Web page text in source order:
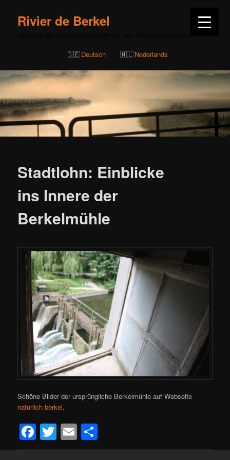
Rivier de Berkel
Deutsch Nederlands
Stadtlohn: Einblicke
ins Innere der
Berkelmühle
Schöne Bilder der ursprüngliche Berkelmühle auf Webseite
natürlich berkel.
Facebook
Twitter
Email